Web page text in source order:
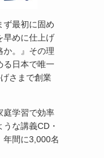
ず最初に固め
早めに仕上げ
か。』その理
る日本で唯一
さまで創業
庭学習で効率
な講義CD・
年間に3,000名